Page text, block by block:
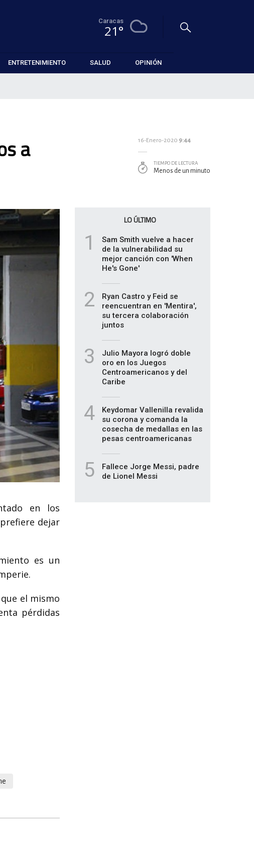
Caracas
21°
ENTRETENIMIENTO SALUD OPINIÓN
a
en los
dejar
es un
el mismo
pérdidas
16-Enero-2020 9:44
TIEMPO DE LECTURA
Menos de un minuto
LO ÚLTIMO
1
Sam Smith vuelve a hacer
de la vulnerabilidad su
mejor canción con 'When
He's Gone'
2
Ryan Castro y Feid se
reencuentran en 'Mentira',
su tercera colaboración
juntos
3
Julio Mayora logró doble
oro en los Juegos
Centroamericanos y del
Caribe
4
Keydomar Vallenilla revalida
su corona y comanda la
cosecha de medallas en las
pesas centroamericanas
5
Fallece Jorge Messi, padre
de Lionel Messi